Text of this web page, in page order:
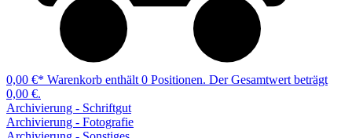
0,00 €* Warenkorb enthält 0 Positionen. Der Gesamtwert beträgt
0,00 €.
Archivierung - Schriftgut
Archivierung - Fotografie